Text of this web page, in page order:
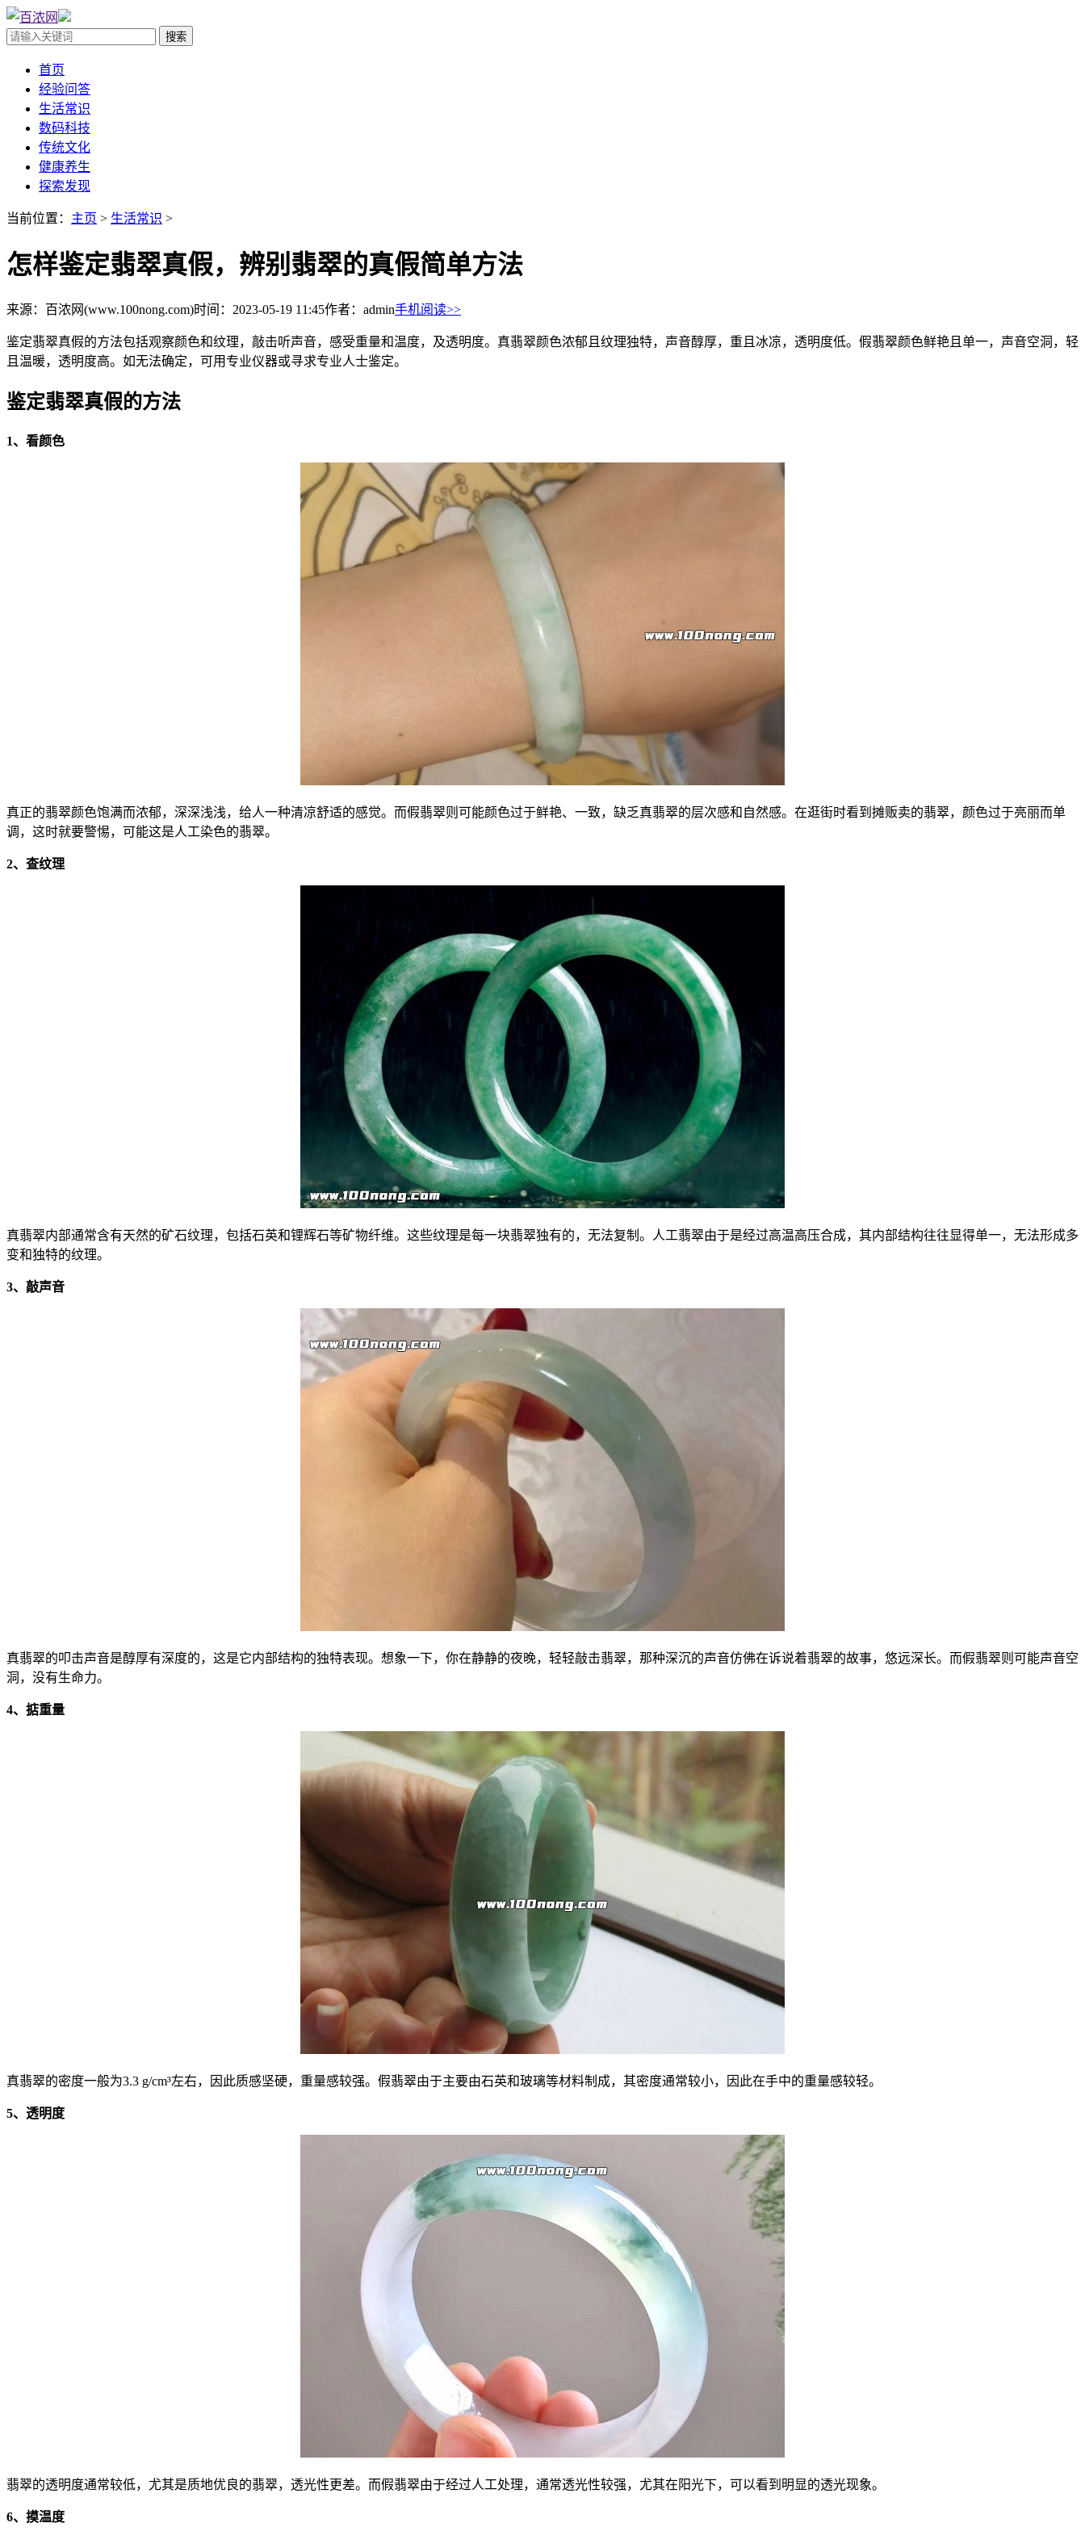
首页
经验问答
生活常识
数码科技
传统文化
健康养生
探索发现
当前位置： 主页 > 生活常识 >
怎样鉴定翡翠真假，辨别翡翠的真假简单方法
来源：百浓网(www.100nong.com)时间：2023-05-19 11:45作者：admin手机阅读>>
鉴定翡翠真假的方法包括观察颜色和纹理，敲击听声音，感受重量和温度，及透明度。真翡翠颜色浓郁且纹理独特，声音醇厚，重且冰凉，透明度低。假翡翠颜色鲜艳且单一，声音空洞，轻
且温暖，透明度高。如无法确定，可用专业仪器或寻求专业人士鉴定。
鉴定翡翠真假的方法
1、看颜色
真正的翡翠颜色饱满而浓郁，深深浅浅，给人一种清凉舒适的感觉。而假翡翠则可能颜色过于鲜艳、一致，缺乏真翡翠的层次感和自然感。在逛街时看到摊贩卖的翡翠，颜色过于亮丽而单
调，这时就要警惕，可能这是人工染色的翡翠。
2、查纹理
真翡翠内部通常含有天然的矿石纹理，包括石英和锂辉石等矿物纤维。这些纹理是每一块翡翠独有的，无法复制。人工翡翠由于是经过高温高压合成，其内部结构往往显得单一，无法形成多
变和独特的纹理。
3、敲声音
真翡翠的叩击声音是醇厚有深度的，这是它内部结构的独特表现。想象一下，你在静静的夜晚，轻轻敲击翡翠，那种深沉的声音仿佛在诉说着翡翠的故事，悠远深长。而假翡翠则可能声音空
洞，没有生命力。
4、掂重量
真翡翠的密度一般为3.3 g/cm³左右，因此质感坚硬，重量感较强。假翡翠由于主要由石英和玻璃等材料制成，其密度通常较小，因此在手中的重量感较轻。
5、透明度
翡翠的透明度通常较低，尤其是质地优良的翡翠，透光性更差。而假翡翠由于经过人工处理，通常透光性较强，尤其在阳光下，可以看到明显的透光现象。
6、摸温度